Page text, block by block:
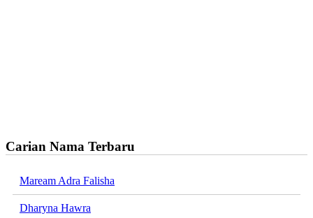
Carian Nama Terbaru
Maream Adra Falisha
Dharyna Hawra